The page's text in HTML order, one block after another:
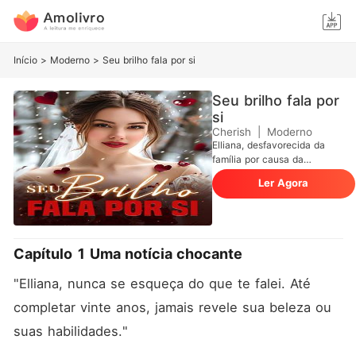
Início > Moderno > Seu brilho fala por si
Seu brilho fala por
si
Cherish Moderno
Elliana, desfavorecida da
família por causa da
aparência fora do padrão,
sempre sofria humilhação da
meia-irmã, Paige. Paige,
Cole se casou com Elliana,
todos se perguntavam por
que o CEO escolheu Elliana
e esperavam que ela fosse
Ler Agora
Capítulo 1 Uma notícia chocante
"Elliana, nunca se esqueça do que te falei. Até
completar vinte anos, jamais revele sua beleza ou
suas habilidades."